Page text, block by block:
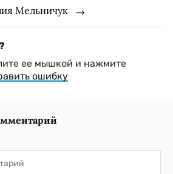
Мельничук
ее мышкой и нажмите
ошибку